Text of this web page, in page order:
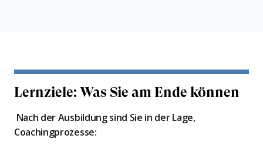
Lernziele: Was Sie am Ende können
Nach der Ausbildung sind Sie in der Lage,
Coachingprozesse: